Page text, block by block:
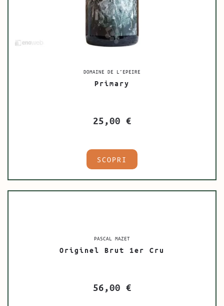
DOMAINE DE L’EPEIRE
Primary
25,00 €
SCOPRI
PASCAL MAZET
Originel Brut 1er Cru
56,00 €